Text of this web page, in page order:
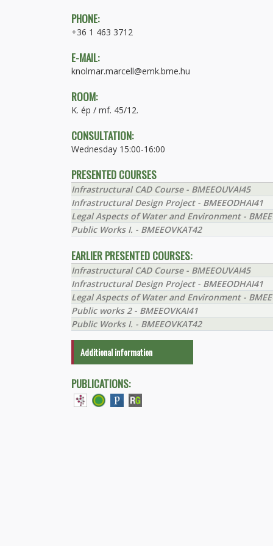
PHONE:
+36 1 463 3712
E-MAIL:
knolmar.marcell@emk.bme.hu
ROOM:
K. ép / mf. 45/12.
CONSULTATION:
Wednesday 15:00-16:00
PRESENTED COURSES
Infrastructural CAD Course - BMEEOUVAI45
Infrastructural Design Project - BMEEODHAI41
Legal Aspects of Water and Environment -
Public Works I. - BMEEOVKAT42
EARLIER PRESENTED COURSES:
Infrastructural CAD Course - BMEEOUVAI45
Infrastructural Design Project - BMEEODHAI41
Legal Aspects of Water and Environment -
Public works 2 - BMEEOVKAI41
Public Works I. - BMEEOVKAT42
Additional information
PUBLICATIONS: